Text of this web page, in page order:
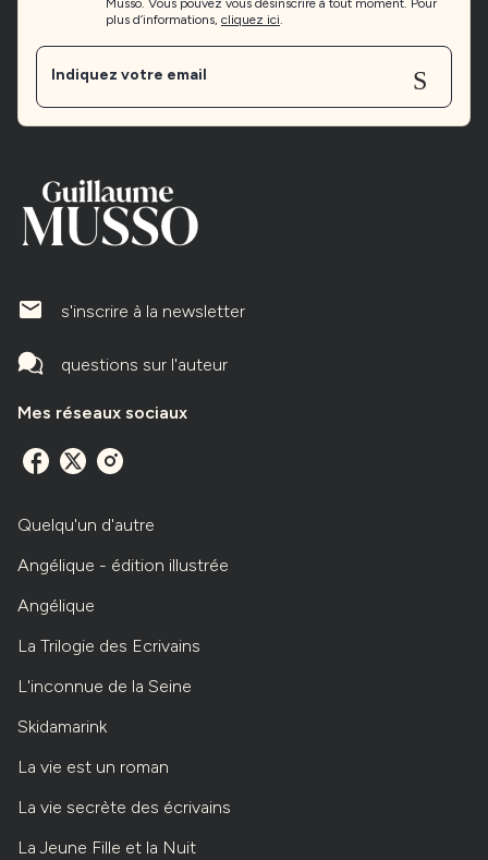
plus d’informations, cliquez ici
Indiquez votre email
mailIcone
s'inscrire à la newsletter
questions sur l'auteur
Mes réseaux sociaux
Quelqu'un d'autre
Angélique - édition illustrée
Angélique
La Trilogie des Ecrivains
L'inconnue de la Seine
Skidamarink
La vie est un roman
La vie secrète des écrivains
La Jeune Fille et la Nuit